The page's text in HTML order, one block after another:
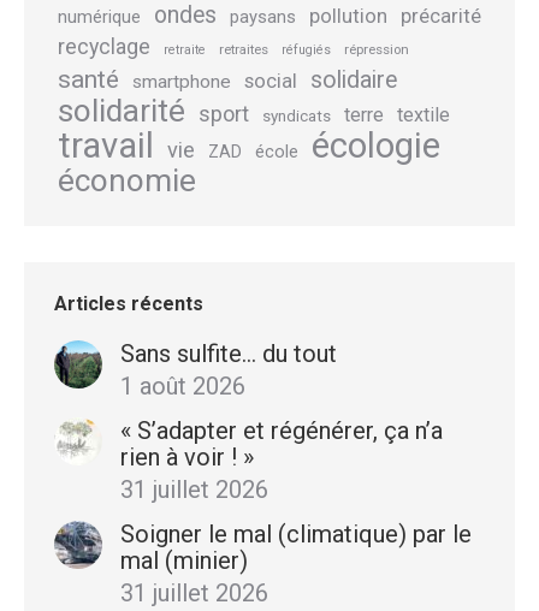
numérique
ondes paysans pollution précarité
recyclage retraite retraites réfugiés répression
santé smartphone social solidaire
solidarité sport syndicats terre textile
travail vie ZAD école écologie
économie
Articles récents
Sans sulfite… du tout
1 août 2026
« S’adapter et régénérer, ça n’a
rien à voir ! »
31 juillet 2026
Soigner le mal (climatique) par le
mal (minier)
31 juillet 2026